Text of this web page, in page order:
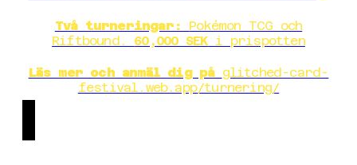
Två turneringar: Pokémon TCG och
Riftbound. 60,000 SEK i prispotten
Läs mer och anmäl dig på glitched-card-
festival.web.app/turnering/